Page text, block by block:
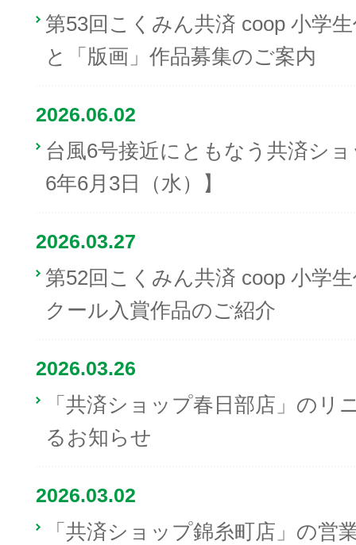
第53回こくみん共済 coop 小学
と「版画」作品募集のご案内
2026.06.02
台風6号接近にともなう共済シ
6年6月3日（水）】
2026.03.27
第52回こくみん共済 coop 小学
クール入賞作品のご紹介
2026.03.26
「共済ショップ春日部店」の
るお知らせ
2026.03.02
「共済ショップ錦糸町店」の営